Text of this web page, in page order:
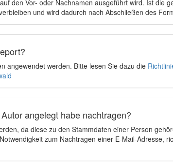
den Vor- oder Nachnamen ausgeführt wird. Ist die
und wird dadurch nach Abschließen des
angewendet werden. Bitte lesen Sie dazu die
angelegt habe nachtragen?
da diese zu den Stammdaten einer Person
zum Nachtragen einer E-Mail-Adresse,